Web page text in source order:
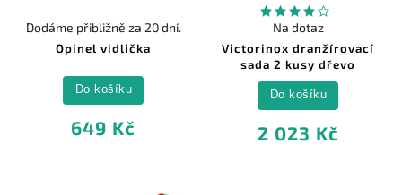
Opinel vidlička
Dodáme přibližně za 20 dní.
649 Kč
Do košíku
Victorinox dranžírovací
sada 2 kusy dřevo
Na dotaz
2 023 Kč
Do košíku